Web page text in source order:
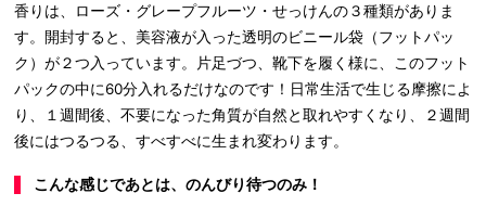
香りは、ローズ・グレープフルーツ・せっけんの３種類がありま
す。開封すると、美容液が入った透明のビニール袋（フットパッ
ク）が２つ入っています。片足づつ、靴下を履く様に、このフット
パックの中に60分入れるだけなのです！日常生活で生じる摩擦によ
り、１週間後、不要になった角質が自然と取れやすくなり、２週間
後にはつるつる、すべすべに生まれ変わります。
こんな感じであとは、のんびり待つのみ！